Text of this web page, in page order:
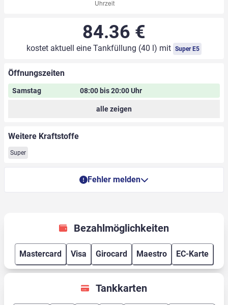
84.36 €
kostet aktuell eine Tankfüllung (40 l) mit Super E5
Öffnungszeiten
Samstag 08:00 bis 20:00 Uhr
alle zeigen
Weitere Kraftstoffe
Super
Fehler melden
Bezahlmöglichkeiten
Mastercard Visa Girocard Maestro EC-Karte
Tankkarten